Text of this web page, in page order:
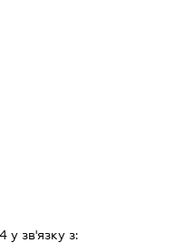
у зв'язку з: